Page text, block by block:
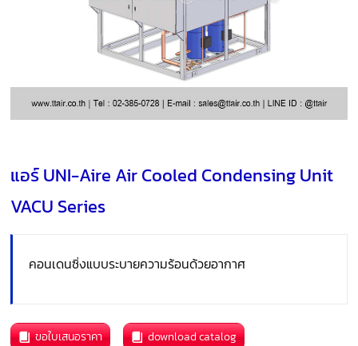
แอร์ UNI-Aire Air Cooled Condensing Unit
VACU Series
คอนเดนซิ่งแบบระบายความร้อนด้วยอากาศ
ขอใบเสนอราคา download catalog